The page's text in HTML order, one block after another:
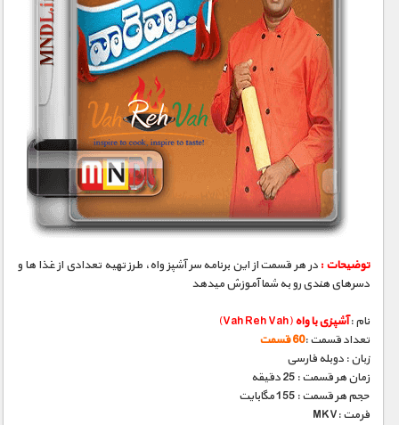
فرهنگ / هنر
کیهان / نجوم
گردشگری
ماورایی
مسابقات / ورزشی
مستند های اختصاصی
توضیحات :در هر قسمت از این برنامه سر آشپز واه، طرز تهیه تعدادی از غذا ها و
دسرهای هندی رو به شما آموزش میدهد
نام :آشپزی با واه(Vah Reh Vah)
تعداد قسمت :60 قسمت
زبان : دوبله فارسی
زمان هر قسمت : 25 دقیقه
حجم هر قسمت : 155 مگابایت
فرمت :MKV